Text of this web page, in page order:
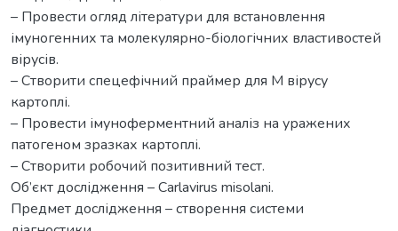
– Провести огляд літератури для встановлення
імуногенних та молекулярно-біологічних властивостей
вірусів.
– Створити спецефічний праймер для М вірусу
картоплі.
– Провести імуноферментний аналіз на уражених
патогеном зразках картоплі.
– Створити робочий позитивний тест.
Об’єкт дослідження – Carlavirus misolani.
Предмет дослідження – створення системи